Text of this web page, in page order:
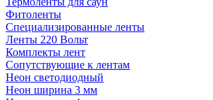
Фитоленты
Специализированные ленты
Ленты 220 Вольт
Комплекты лент
Сопутствующие к лентам
Неон светодиодный
Неон ширина 3 мм